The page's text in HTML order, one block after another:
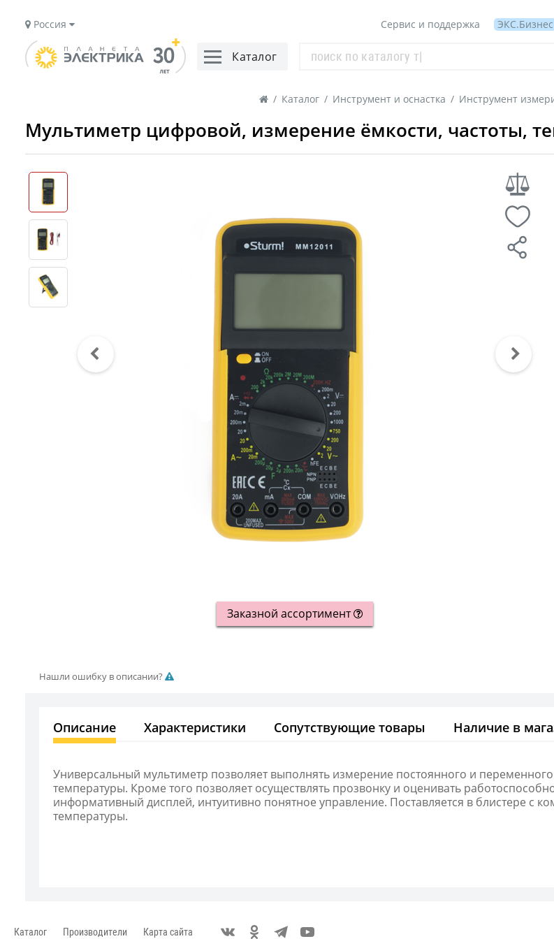
Россия Сервис и поддержка ЭКС.Бизнес
Каталог
/ Каталог / Инструмент и оснастка / Инструмент
Мультиметр цифровой, измерение ёмкости, частоты,
Заказной ассортимент
Нашли ошибку в описании?
Описание Характеристики Сопутствующие товары Наличие в
Универсальный мультиметр позволяет выполнять измерение постоянного и
температуры. Кроме того позволяет осуществлять прозвонку и оценивать
информативный дисплей, интуитивно понятное управление. Поставляется в блистере с
температуры.
Каталог Производители Карта сайта